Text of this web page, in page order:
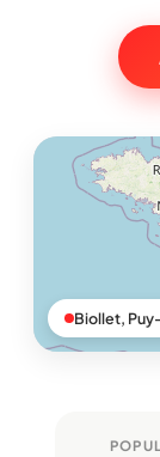
Biollet,